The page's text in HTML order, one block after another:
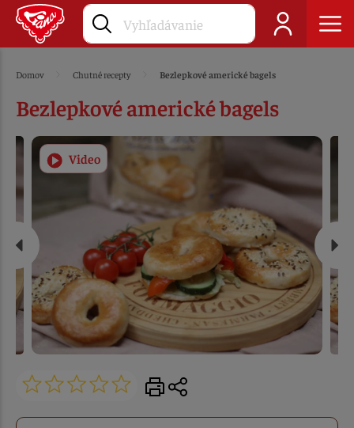
Domov Chutné recepty Bezlepkové americké bagels
Bezlepkové americké bagels
Video